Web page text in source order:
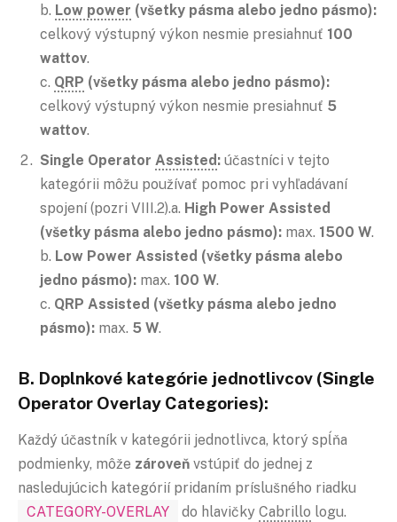
b. Low power (všetky pásma alebo jedno pásmo):
celkový výstupný výkon nesmie presiahnuť 100
wattov.
c. QRP (všetky pásma alebo jedno pásmo):
celkový výstupný výkon nesmie presiahnuť 5
wattov.
Single Operator Assisted: účastníci v tejto
kategórii môžu používať pomoc pri vyhľadávaní
spojení (pozri VIII.2).a. High Power Assisted
(všetky pásma alebo jedno pásmo): max. 1500 W.
b. Low Power Assisted (všetky pásma alebo
jedno pásmo): max. 100 W.
c. QRP Assisted (všetky pásma alebo jedno
pásmo): max. 5 W.
B. Doplnkové kategórie jednotlivcov (Single
Operator Overlay Categories):
Každý účastník v kategórii jednotlivca, ktorý spĺňa
podmienky, môže zároveň vstúpiť do jednej z
nasledujúcich kategórií pridaním príslušného riadku
CATEGORY-OVERLAY
do hlavičky Cabrillo logu.